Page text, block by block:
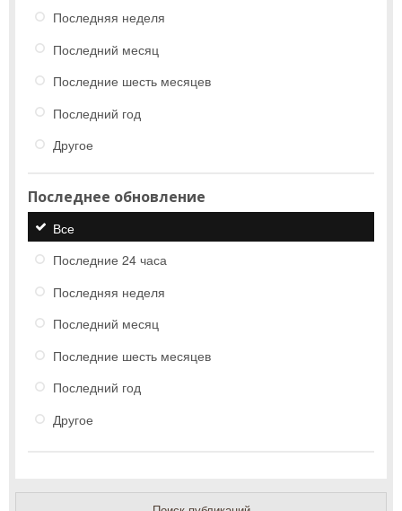
Последняя неделя
Последний месяц
Последние шесть месяцев
Последний год
Другое
Последнее обновление
Все
Последние 24 часа
Последняя неделя
Последний месяц
Последние шесть месяцев
Последний год
Другое